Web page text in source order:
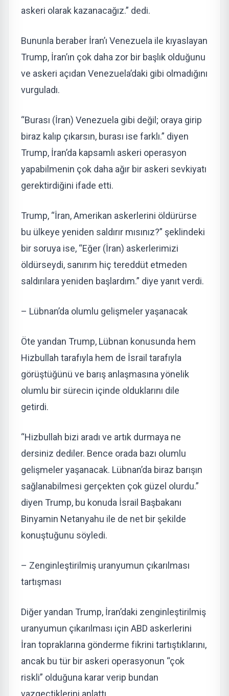
askeri olarak kazanacağız.” dedi.
Bununla beraber İran’ı Venezuela ile kıyaslayan
Trump, İran’ın çok daha zor bir başlık olduğunu
ve askeri açıdan Venezuela’daki gibi olmadığını
vurguladı.
“Burası (İran) Venezuela gibi değil; oraya girip
biraz kalıp çıkarsın, burası ise farklı.” diyen
Trump, İran’da kapsamlı askeri operasyon
yapabilmenin çok daha ağır bir askeri sevkiyatı
gerektirdiğini ifade etti.
Trump, “İran, Amerikan askerlerini öldürürse
bu ülkeye yeniden saldırır mısınız?” şeklindeki
bir soruya ise, “Eğer (İran) askerlerimizi
öldürseydi, sanırım hiç tereddüt etmeden
saldırılara yeniden başlardım.” diye yanıt verdi.
– Lübnan’da olumlu gelişmeler yaşanacak
Öte yandan Trump, Lübnan konusunda hem
Hizbullah tarafıyla hem de İsrail tarafıyla
görüştüğünü ve barış anlaşmasına yönelik
olumlu bir sürecin içinde olduklarını dile
getirdi.
“Hizbullah bizi aradı ve artık durmaya ne
dersiniz dediler. Bence orada bazı olumlu
gelişmeler yaşanacak. Lübnan’da biraz barışın
sağlanabilmesi gerçekten çok güzel olurdu.”
diyen Trump, bu konuda İsrail Başbakanı
Binyamin Netanyahu ile de net bir şekilde
konuştuğunu söyledi.
– Zenginleştirilmiş uranyumun çıkarılması
tartışması
Diğer yandan Trump, İran’daki zenginleştirilmiş
uranyumun çıkarılması için ABD askerlerini
İran topraklarına gönderme fikrini tartıştıklarını,
ancak bu tür bir askeri operasyonun “çok
riskli” olduğuna karar verip bundan
vazgeçtiklerini anlattı.